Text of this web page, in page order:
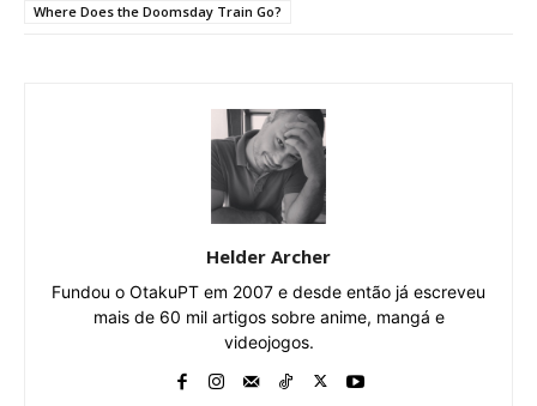
Where Does the Doomsday Train Go?
Helder Archer
Fundou o OtakuPT em 2007 e desde então já escreveu
mais de 60 mil artigos sobre anime, mangá e
videojogos.